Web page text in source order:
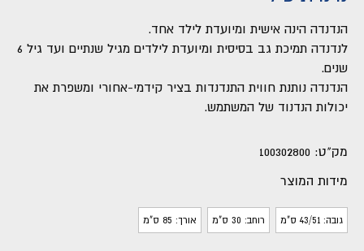
הנדנדה הינה אישית ומיועדת לילד אחד.
לנדנדה תמיכת גב בסיסית ומיועדת לילדים מגיל שנתיים ועד גיל 6
שנים.
הנדנדה נותנת חווית התנדנדות בציר קידמי-אחורי ומשפרת את
יכולות הנדנוד של המשתמש.
מק"ט: 100302800
מידות המוצר
גובה: 43/51 ס"מ רוחב: 30 ס"מ אורך: 85 ס"מ